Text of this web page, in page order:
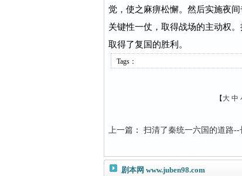
觉，使之麻痹松懈。然后实施夜
关键性一仗，取得战场的主动权
取得了复国的胜利。
Tags：
【 大 中
上一篇 ： 扫清了秦统一六国的道路--
剧本网 www.juben98.com